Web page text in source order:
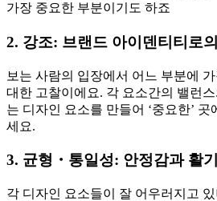
가장 중요한 부분이기도 하죠
2. 강조: 브랜드 아이덴티티로
보는 사람의 입장에서 어느 부분에
대한 고찰이에요. 각 요소간의 밸런
는 디자인 요소를 만들어 ‘중요한’
세요.
3. 균형・통일성: 안정감과 활
각 디자인 요소들이 잘 어우러지고